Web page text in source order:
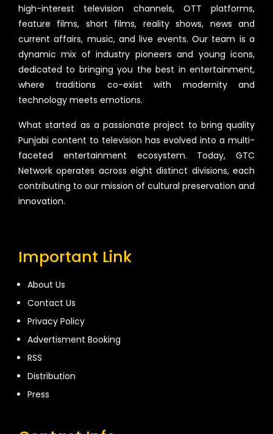
high-interest television channels, OTT platforms,
feature films, short films, reality shows, news and
current affairs, music, and live events. Our team is a
dynamic mix of industry pioneers and young icons,
dedicated to bringing you the best in entertainment,
where traditions co-exist with modernity and
technology meets emotions.
What started as a passionate project to bring quality
Punjabi content to television has evolved into a multi-
faceted entertainment ecosystem. Today, GTC
Network operates across eight distinct divisions, each
contributing to our mission of cultural preservation and
innovation.
Important Link
About Us
Contact Us
Privacy Policy
Advertisment Booking
RSS
Distribution
Press